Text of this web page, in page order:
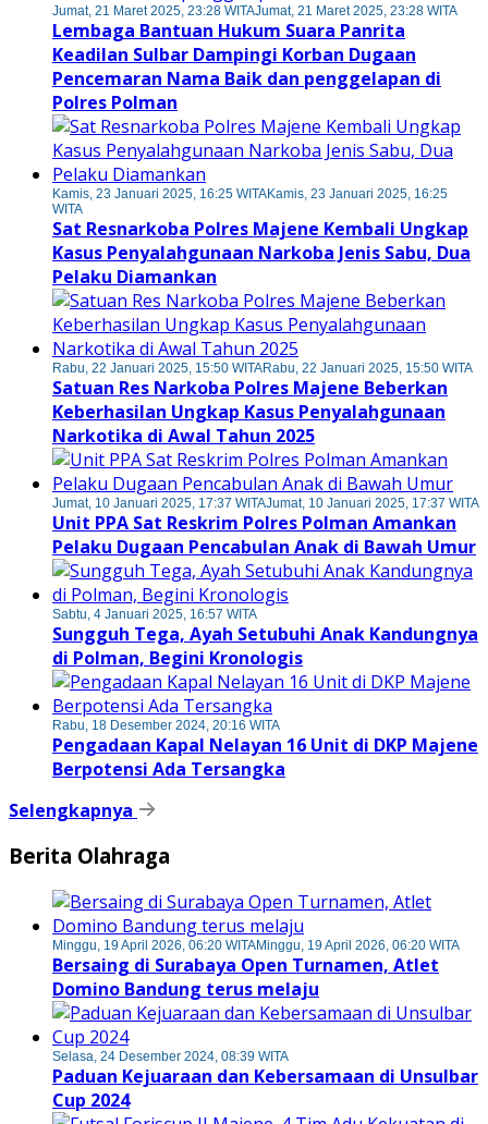
Jumat, 21 Maret 2025, 23:28 WITAJumat, 21 Maret 2025, 23:28 WITA
Lembaga Bantuan Hukum Suara Panrita
Keadilan Sulbar Dampingi Korban Dugaan
Pencemaran Nama Baik dan penggelapan di
Polres Polman
Kamis, 23 Januari 2025, 16:25 WITAKamis, 23 Januari 2025, 16:25
WITA
Sat Resnarkoba Polres Majene Kembali Ungkap
Kasus Penyalahgunaan Narkoba Jenis Sabu, Dua
Pelaku Diamankan
Rabu, 22 Januari 2025, 15:50 WITARabu, 22 Januari 2025, 15:50 WITA
Satuan Res Narkoba Polres Majene Beberkan
Keberhasilan Ungkap Kasus Penyalahgunaan
Narkotika di Awal Tahun 2025
Jumat, 10 Januari 2025, 17:37 WITAJumat, 10 Januari 2025, 17:37 WITA
Unit PPA Sat Reskrim Polres Polman Amankan
Pelaku Dugaan Pencabulan Anak di Bawah Umur
Sabtu, 4 Januari 2025, 16:57 WITA
Sungguh Tega, Ayah Setubuhi Anak Kandungnya
di Polman, Begini Kronologis
Rabu, 18 Desember 2024, 20:16 WITA
Pengadaan Kapal Nelayan 16 Unit di DKP Majene
Berpotensi Ada Tersangka
Selengkapnya
Berita Olahraga
Minggu, 19 April 2026, 06:20 WITAMinggu, 19 April 2026, 06:20 WITA
Bersaing di Surabaya Open Turnamen, Atlet
Domino Bandung terus melaju
Selasa, 24 Desember 2024, 08:39 WITA
Paduan Kejuaraan dan Kebersamaan di Unsulbar
Cup 2024